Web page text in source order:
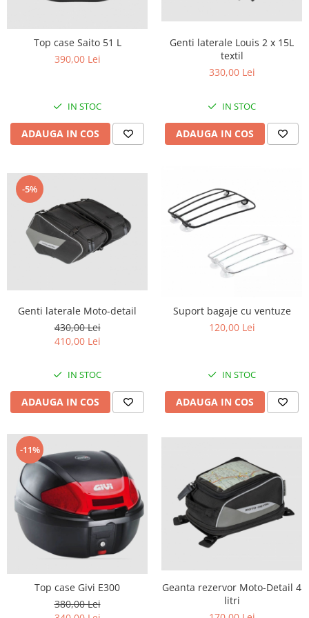
Protectii furca/telescop
Suport numar
Roti & Accesorii
Accesorii
Butuc roata
Jante
Piulita roata
Roti complete
Rulmenti roata
Aerisitoare telescoape
Amortizoare fata
Amortizoare spate
Semeringuri amortizore /
telescoape
Abtibilde
Abtibilde / Stickere
Banda ornament janta
Kit abtibilde
Protectie Rezervor
Accesorii puig
Bascula
Cricuri
Bieleta
Top case Saito 51 L
390,00 Lei
IN STOC
ADAUGA IN COS
Genti laterale Louis 2 x 15L
textil
330,00 Lei
IN STOC
ADAUGA IN COS
-5%
Genti laterale Moto-detail
430,00 Lei
410,00 Lei
IN STOC
ADAUGA IN COS
Suport bagaje cu ventuze
120,00 Lei
IN STOC
ADAUGA IN COS
-11%
Top case Givi E300
380,00 Lei
Geanta rezervor Moto-Detail 4
litri